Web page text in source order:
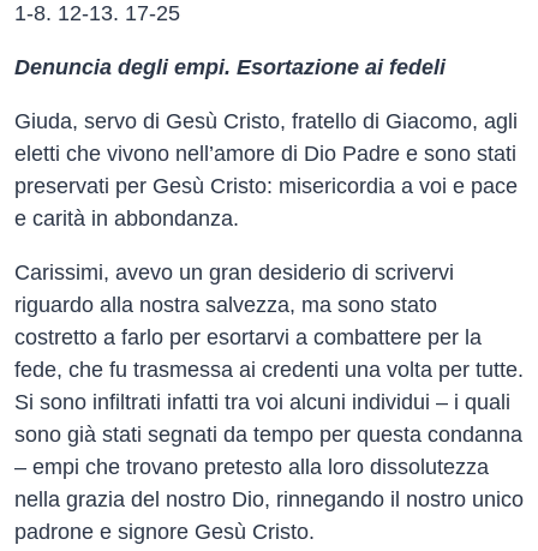
1-8. 12-13. 17-25
Denuncia degli empi. Esortazione ai fedeli
Giuda, servo di Gesù Cristo, fratello di Giacomo, agli
eletti che vivono nell’amore di Dio Padre e sono stati
preservati per Gesù Cristo: misericordia a voi e pace
e carità in abbondanza.
Carissimi, avevo un gran desiderio di scrivervi
riguardo alla nostra salvezza, ma sono stato
costretto a farlo per esortarvi a combattere per la
fede, che fu trasmessa ai credenti una volta per tutte.
Si sono infiltrati infatti tra voi alcuni individui – i quali
sono già stati segnati da tempo per questa condanna
– empi che trovano pretesto alla loro dissolutezza
nella grazia del nostro Dio, rinnegando il nostro unico
padrone e signore Gesù Cristo.